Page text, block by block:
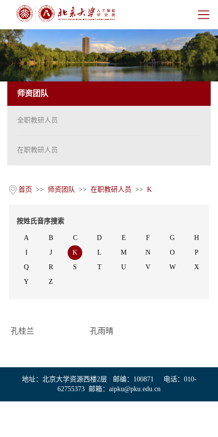
首页
研究院概况
联系我们
师资团队
全职教研人员
在职教研人员
首页 >> 师资团队 >> 在职教研人员 >> K
按姓氏音序搜索
A B C D E F G
H
I
J K L M N O
P
Q
R S T U V W
X
Y
Z
孔桂兰 孔雨晴
地址：北京大学资源西楼2层 邮编：100871 电话：010-
62755373 邮箱：aipku@pku.edu.cn